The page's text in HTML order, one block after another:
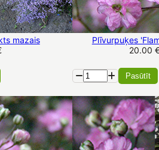
mazais
Plīvurpuķes
20.00
Pasūtīt